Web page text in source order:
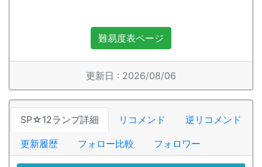
難易度表ページ
更新日 : 2026/08/06
SP☆12ランプ詳細 リコメンド 逆リコメンド
更新履歴 フォロー比較 フォロワー